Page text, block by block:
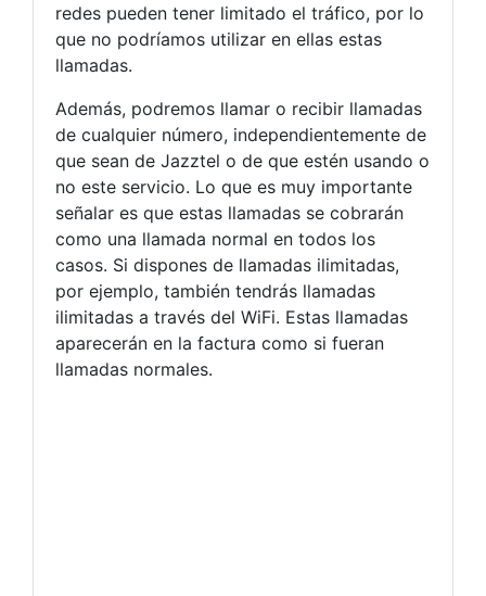
redes pueden tener limitado el tráfico, por lo
que no podríamos utilizar en ellas estas
llamadas.
Además, podremos llamar o recibir llamadas
de cualquier número, independientemente de
que sean de Jazztel o de que estén usando o
no este servicio. Lo que es muy importante
señalar es que estas llamadas se cobrarán
como una llamada normal en todos los
casos. Si dispones de llamadas ilimitadas,
por ejemplo, también tendrás llamadas
ilimitadas a través del WiFi. Estas llamadas
aparecerán en la factura como si fueran
llamadas normales.